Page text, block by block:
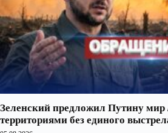
Зеленский предложил Путину
территориями без единого